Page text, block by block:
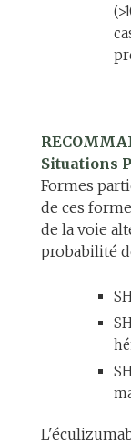
Situations
Formes
de ces
de la voie
probabilité